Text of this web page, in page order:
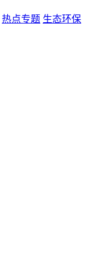
热点专题 生态环保